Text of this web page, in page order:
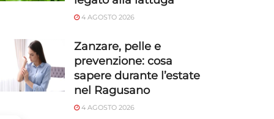
4 AGOSTO 2026
Zanzare, pelle e
prevenzione: cosa
sapere durante l’estate
nel Ragusano
4 AGOSTO 2026